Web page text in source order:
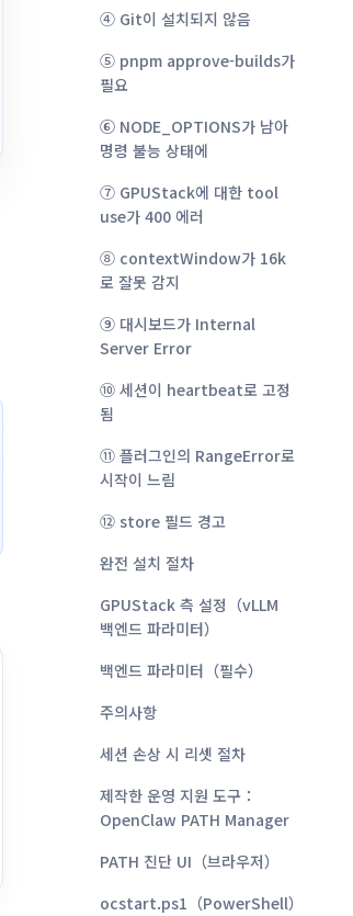
④ Git이 설치되지 않음
⑤ pnpm approve-builds가
필요
⑥ NODE_OPTIONS가 남아
명령 불능 상태에
⑦ GPUStack에 대한 tool
use가 400 에러
⑧ contextWindow가 16k
로 잘못 감지
⑨ 대시보드가 Internal
Server Error
⑩ 세션이 heartbeat로 고정
됨
⑪ 플러그인의 RangeError로
시작이 느림
⑫ store 필드 경고
완전 설치 절차
GPUStack 측 설정（vLLM
백엔드 파라미터）
백엔드 파라미터（필수）
주의사항
세션 손상 시 리셋 절차
제작한 운영 지원 도구：
OpenClaw PATH Manager
PATH 진단 UI（브라우저）
ocstart.ps1（PowerShell）